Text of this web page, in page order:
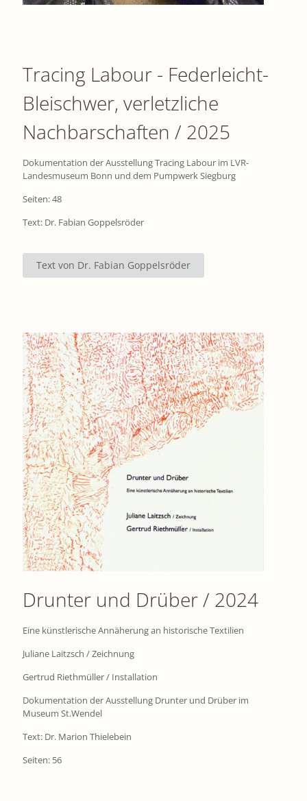
Tracing Labour - Federleicht-
Bleischwer, verletzliche
Nachbarschaften / 2025
Dokumentation der Ausstellung Tracing Labour im LVR-
Landesmuseum Bonn und dem Pumpwerk Siegburg
Seiten: 48
Text: Dr. Fabian Goppelsröder
Text von Dr. Fabian Goppelsröder
Drunter und Drüber / 2024
Eine künstlerische Annäherung an historische Textilien
Juliane Laitzsch / Zeichnung
Gertrud Riethmüller / Installation
Dokumentation der Ausstellung Drunter und Drüber im
Museum St.Wendel
Text: Dr. Marion Thielebein
Seiten: 56